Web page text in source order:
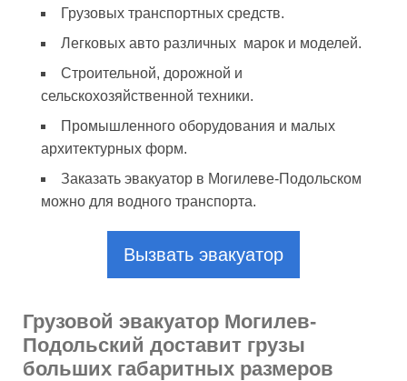
Грузовых транспортных средств.
Легковых авто различных марок и моделей.
Строительной, дорожной и
сельскохозяйственной техники.
Промышленного оборудования и малых
архитектурных форм.
Заказать эвакуатор в Могилеве-Подольском
можно для водного транспорта.
Вызвать эвакуатор
Грузовой эвакуатор Могилев-
Подольский доставит грузы
больших габаритных размеров